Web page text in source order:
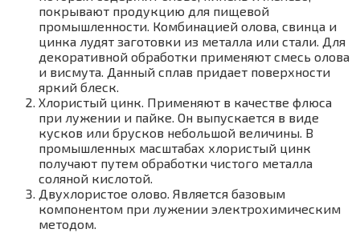
покрывают продукцию для пищевой
промышленности. Комбинацией олова, свинца и
цинка лудят заготовки из металла или стали. Для
декоративной обработки применяют смесь олова
и висмута. Данный сплав придает поверхности
яркий блеск.
Хлористый цинк. Применяют в качестве флюса
при лужении и пайке. Он выпускается в виде
кусков или брусков небольшой величины. В
промышленных масштабах хлористый цинк
получают путем обработки чистого металла
соляной кислотой.
Двухлористое олово. Является базовым
компонентом при лужении электрохимическим
методом.